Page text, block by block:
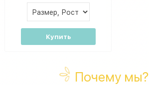
Купить
Почему мы?